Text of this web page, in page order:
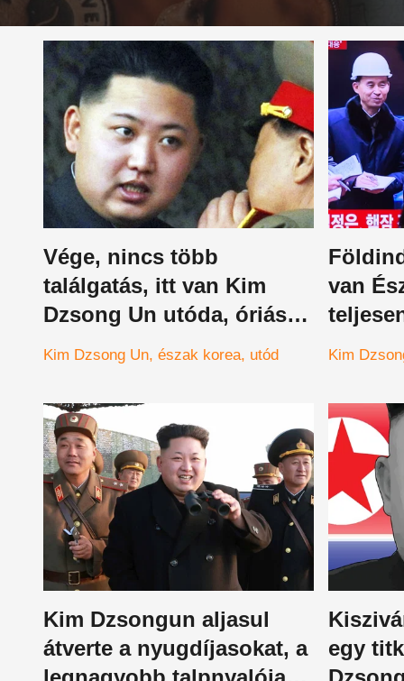
Vége, nincs több
találgatás, itt van Kim
Dzsong Un utóda, óriásit
változás előtt áll a világ
legfurcsább diktatúrája
Kim Dzsong Un észak korea utód
van
Kim
Kim Dzsongun aljasul
átverte a nyugdíjasokat, a
egy